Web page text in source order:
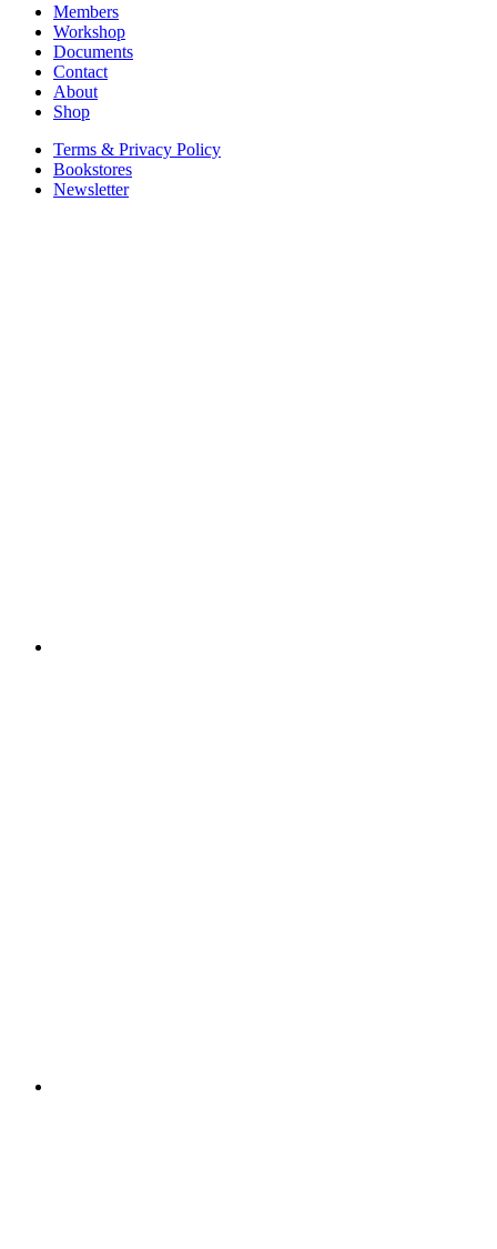
Members
Workshop
Documents
Contact
About
Shop
Terms & Privacy Policy
Bookstores
Newsletter